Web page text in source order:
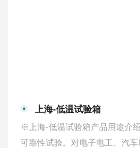
上海-低温试验箱
※上海-低温试验箱产品用途介
可靠性试验。对电子电工、汽车